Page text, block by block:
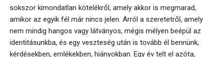
sokszor kimondatlan kötelékről, amely akkor is megmarad,
amikor az egyik fél már nincs jelen. Arról a szeretetről, amely
nem mindig hangos vagy látványos, mégis mélyen beépül az
identitásunkba, és egy veszteség után is tovább él bennünk,
kérdésekben, emlékekben, hiányokban. Egy év telt el azóta,